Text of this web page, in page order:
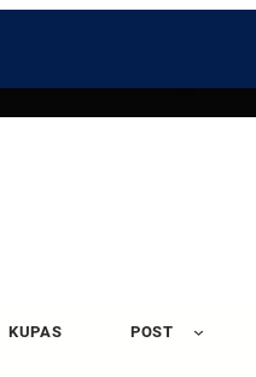
KUPAS POST